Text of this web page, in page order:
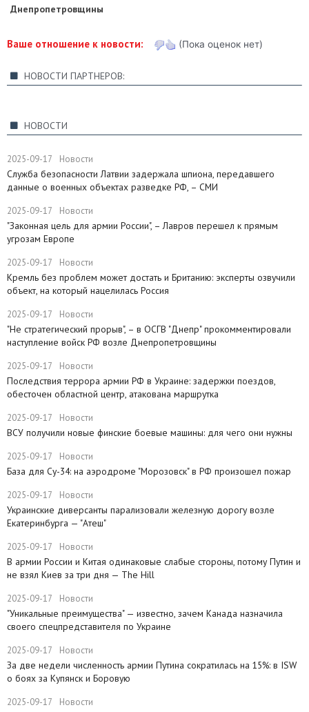
Днепропетровщины
Ваше отношение к новости: (Пока оценок нет)
НОВОСТИ ПАРТНЕРОВ:
НОВОСТИ
2025-09-17 Новости
Служба безопасности Латвии задержала шпиона, передавшего
данные о военных объектах разведке РФ, – СМИ
2025-09-17 Новости
"Законная цель для армии России", – Лавров перешел к прямым
угрозам Европе
2025-09-17 Новости
​Кремль без проблем может достать и Британию: эксперты озвучили
объект, на который нацелилась Россия
2025-09-17 Новости
"Не стратегический прорыв", – в ОСГВ "Днепр" прокомментировали
наступление войск РФ возле Днепропетровщины
2025-09-17 Новости
Последствия террора армии РФ в Украине: задержки поездов,
обесточен областной центр, атакована маршрутка
2025-09-17 Новости
ВСУ получили новые финские боевые машины: для чего они нужны
2025-09-17 Новости
База для Су-34: на аэродроме "Морозовск" в РФ произошел пожар
2025-09-17 Новости
Украинские диверсанты парализовали железную дорогу возле
Екатеринбурга — "Атеш"
2025-09-17 Новости
​В армии России и Китая одинаковые слабые стороны, потому Путин и
не взял Киев за три дня — The Hill
2025-09-17 Новости
​"Уникальные преимущества" — известно, зачем Канада назначила
своего спецпредставителя по Украине
2025-09-17 Новости
​За две недели численность армии Путина сократилась на 15%: в ISW
о боях за Купянск и Боровую
2025-09-17 Новости